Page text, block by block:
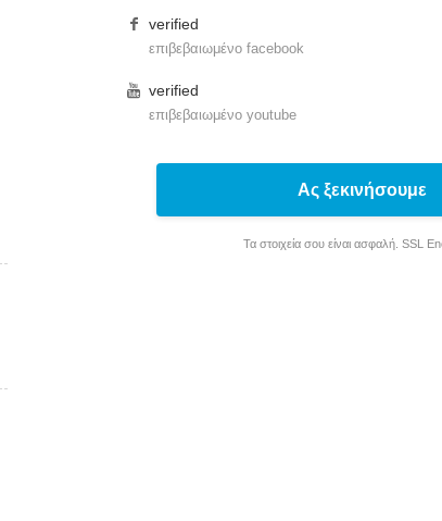
verified
επιβεβαιωμένο facebook
verified
επιβεβαιωμένο youtube
Ας ξεκινήσουμε
Τα στοιχεία σου είναι ασφαλή. SSL